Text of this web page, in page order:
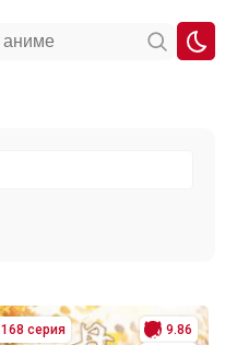
168 серия
9.86